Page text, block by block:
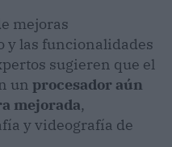
mejoras
y las funcionalidades
sugieren que el
un procesador aún
mejorada,
y videografía de